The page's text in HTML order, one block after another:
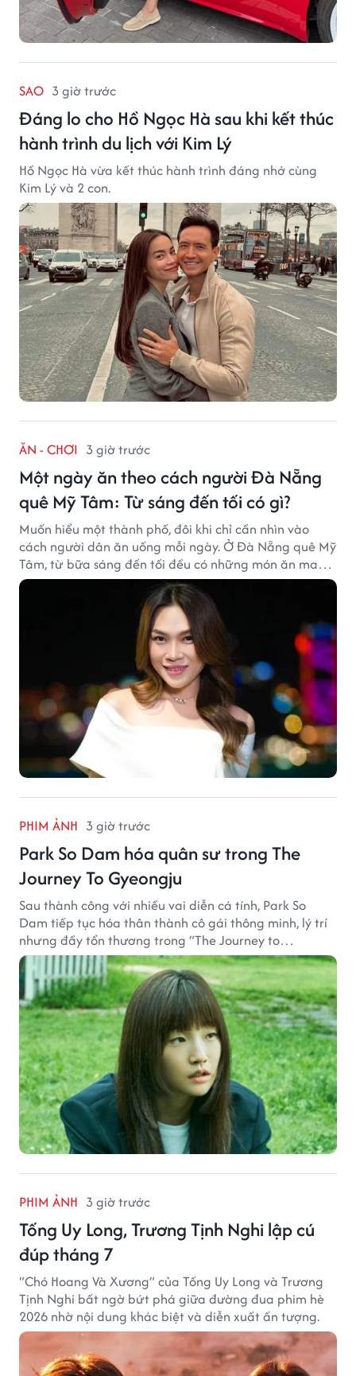
SAO 3 giờ trước
Đáng lo cho Hồ Ngọc Hà sau khi kết thúc
hành trình du lịch với Kim Lý
Hồ Ngọc Hà vừa kết thúc hành trình đáng nhớ cùng
Kim Lý và 2 con.
ĂN - CHƠI 3 giờ trước
Một ngày ăn theo cách người Đà Nẵng
quê Mỹ Tâm: Từ sáng đến tối có gì?
Muốn hiểu một thành phố, đôi khi chỉ cần nhìn vào
cách người dân ăn uống mỗi ngày. Ở Đà Nẵng quê Mỹ
Tâm, từ bữa sáng đến tối đều có những món ăn mang
đậm dấu ấn miền Trung.
PHIM ẢNH 3 giờ trước
Park So Dam hóa quân sư trong The
Journey To Gyeongju
Sau thành công với nhiều vai diễn cá tính, Park So
Dam tiếp tục hóa thân thành cô gái thông minh, lý trí
nhưng đầy tổn thương trong “The Journey to
Gyeongju”.
PHIM ẢNH 3 giờ trước
Tống Uy Long, Trương Tịnh Nghi lập cú
đúp tháng 7
“Chó Hoang Và Xương” của Tống Uy Long và Trương
Tịnh Nghi bất ngờ bứt phá giữa đường đua phim hè
2026 nhờ nội dung khác biệt và diễn xuất ấn tượng.